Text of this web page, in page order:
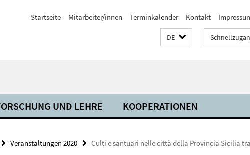
Startseite Mitarbeiter/innen Terminkalender Kontakt
DE
UND LEHRE KOOPERATIONEN
Veranstaltungen 2020
Culti e santuari nelle città della Provincia Sicilia